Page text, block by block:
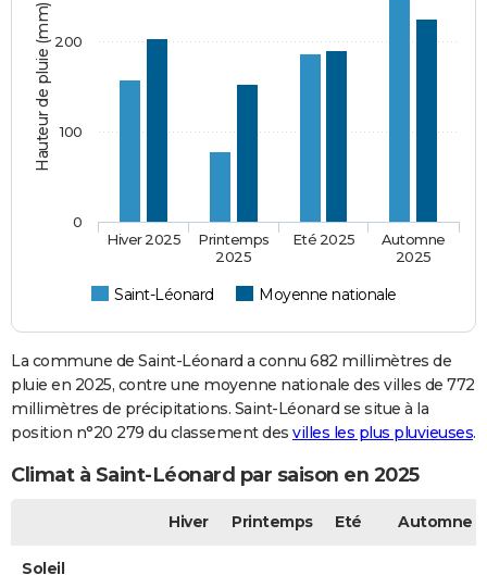
Hauteur de pluie (mm)
Saint-Léonard Moyenne nationale
Hiver 2025
Printemps
2025
Eté 2025
Automne
2025
0
100
200
La commune de Saint-Léonard a connu 682 millimètres de
pluie en 2025, contre une moyenne nationale des villes de 772
millimètres de précipitations. Saint-Léonard se situe à la
position n°20 279 du classement des villes les plus pluvieuses.
Climat à Saint-Léonard par saison en 2025
Hiver Printemps Eté Automne
Soleil